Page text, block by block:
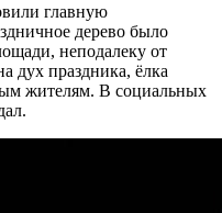
главную
дерево было
неподалеку от
дух праздника, ёлка
жителям. В социальных